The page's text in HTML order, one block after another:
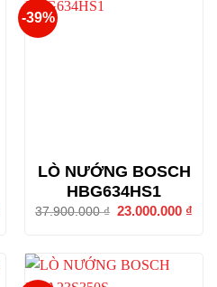
33.264.000 ₫.
-39%
LÒ NƯỚNG BOSCH
HBG634HS1
37.900.000₫ Giá
23.000.000 ₫